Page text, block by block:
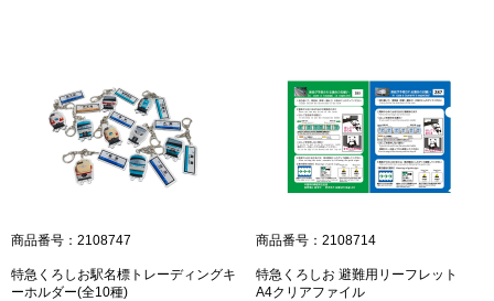
商品番号：2108747
特急くろしお駅名標トレーディングキ
ーホルダー(全10種)
商品番号：2108714
特急くろしお 避難用リーフレット
A4クリアファイル